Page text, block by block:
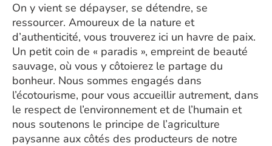
On y vient se dépayser, se détendre, se
ressourcer. Amoureux de la nature et
d’authenticité, vous trouverez ici un havre de paix.
Un petit coin de « paradis », empreint de beauté
sauvage, où vous y côtoierez le partage du
bonheur. Nous sommes engagés dans
l’écotourisme, pour vous accueillir autrement, dans
le respect de l’environnement et de l’humain et
nous soutenons le principe de l’agriculture
paysanne aux côtés des producteurs de notre